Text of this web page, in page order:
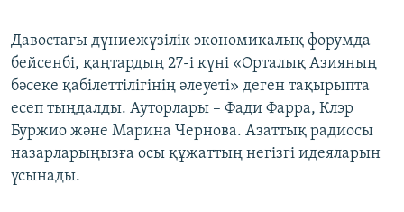
Давостағы дүниежүзілік экономикалық форумда
бейсенбі, қаңтардың 27-і күні «Орталық Азияның
бәсеке қабілеттілігінің әлеуеті» деген тақырыпта
есеп тыңдалды. Ауторлары – Фади Фарра, Клэр
Буржио және Марина Чернова. Азаттық радиосы
назарларыңызға осы құжаттың негізгі идеяларын
ұсынады.